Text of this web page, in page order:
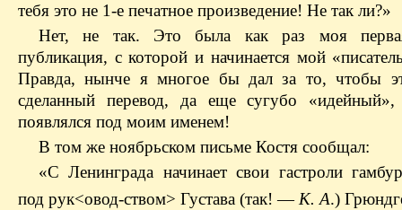
тебя это не 1‑е печатное произведение! Не так ли?»
Нет, не так. Это была как раз моя
публикация, с которой и начинается мой
Правда, нынче я многое бы дал за то, чтобы
сделанный перевод, да еще сугубо «идейный»,
появлялся под моим именем!
В том же ноябрьском письме Костя сообщал:
«С Ленинграда начинает свои гастроли
под рук<овод-ством> Густава (так! —К. А.)